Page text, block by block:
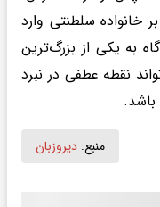
خانواده سلطنتی وارد
به یکی از بزرگ‌ترین
نقطه عطفی در نبرد
باشد.
منبع: دیروزبان